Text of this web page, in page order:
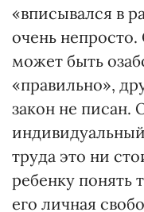
«вписывался в
очень
может быть
«правильно»,
закон не писан.
труда это ни
ребенку понять
его личная